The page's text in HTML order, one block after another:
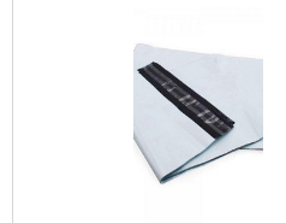
colmeias contam com
tornando-se uma verdadeira
produtivas. Nesse
protagonistas por
demonstração e exibição dos